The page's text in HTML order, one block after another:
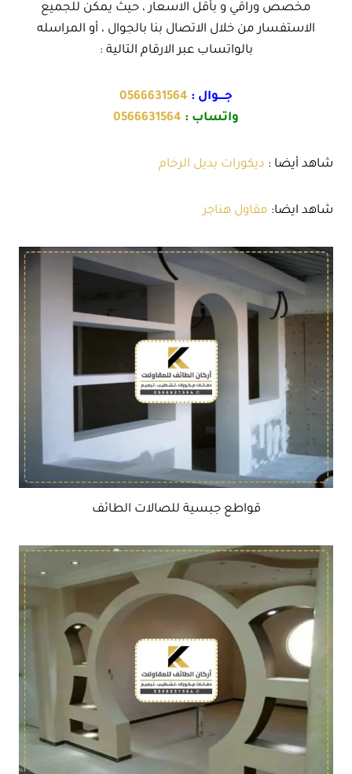
مخصص وراقي و بأقل الاسعار ، حيث يمكن للجميع
الاستفسار من خلال الاتصال بنا بالجوال ، أو المراسله
بالواتساب عبر الارقام التالية :
جــــوال : 0566631564
واتساب : 0566631564
شاهد أيضا : ديكورات بديل الرخام
شاهد ايضا: مقاول هناجر
قواطع جبسية للصالات الطائف